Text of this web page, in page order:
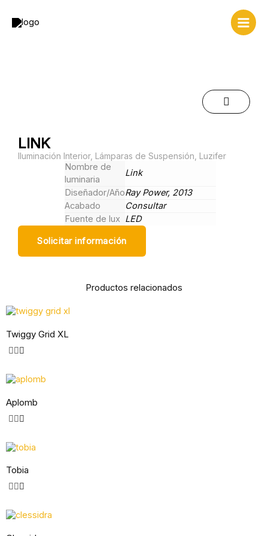
LINK
Iluminación Interior, Lámparas de Suspensión Luzifer
Nombre de
luminaria
Link
Diseñador/AñoRay Power, 2013
Acabado
Consultar
Fuente de lux LED
Solicitar información
Productos relacionados
Twiggy Grid XL
Aplomb
Tobia